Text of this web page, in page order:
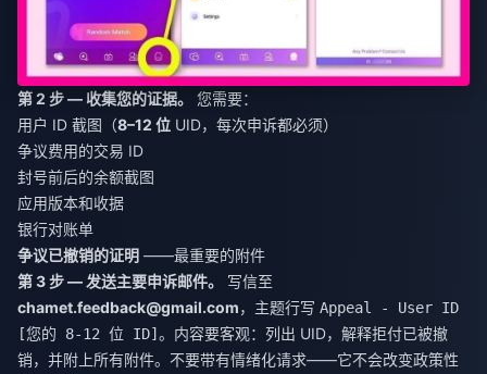
第 2 步 — 收集您的证据。
您需要：
用户 ID 截图（8–12 位 UID，每次申诉都必须）
争议费用的交易 ID
封号前后的余额截图
应用版本和收据
银行对账单
争议已撤销的证明 ——最重要的附件
第 3 步 — 发送主要申诉邮件。
写信至
chamet.feedback@gmail.com，主题行写 Appeal - User ID
[您的 8-12 位 ID]。内容要客观：列出 UID，解释拒付已被撤
销，并附上所有附件。不要带有情绪化请求——它不会改变政策性